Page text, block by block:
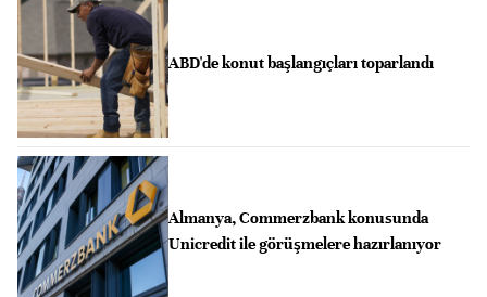
ABD'de konut başlangıçları toparlandı
Almanya, Commerzbank konusunda
Unicredit ile görüşmelere hazırlanıyor